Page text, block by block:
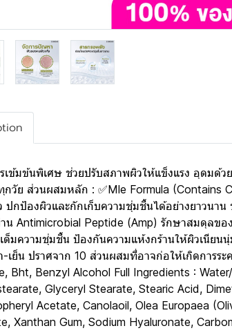
ข้มข้นพิเศษ ช่วยปรับสภาพผิวให้แข็งแรง อุดมด้
กวัย ส่วนผสมหลัก : ✅Mle Formula (Contains
ปกป้องผิวและกักเก็บความชุ่มชื้นได้อย่างยาวนา
น Antimicrobial Peptide (Amp) รักษาสมดุลข
ต็มความชุ่มชื้น ป้องกันความแห้งกร้านให้ผิวเนีย
-เย็น ปราศจาก 10 ส่วนผสมที่อาจก่อให้เกิดการ
Bht, Benzyl Alcohol Full Ingredients :
Glyceryl Stearate, Stearic Acid,
Acetate, Canolaoil, Olea Europaea
Xanthan Gum, Sodium Hyaluronate,